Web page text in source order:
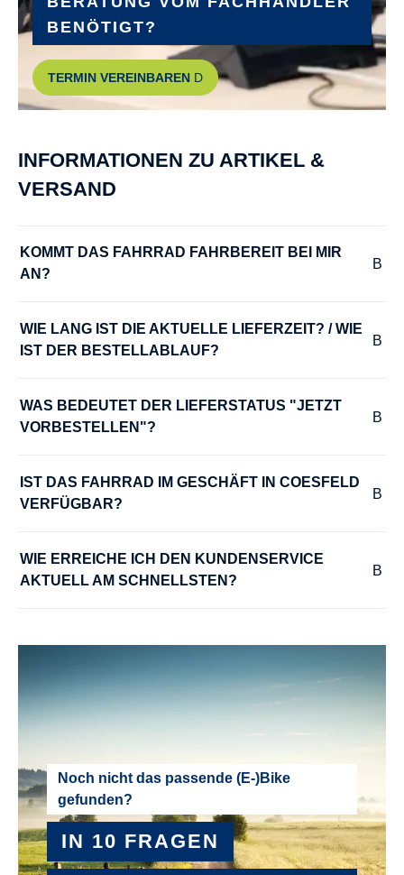
BENÖTIGT?
TERMIN VEREINBAREN
INFORMATIONEN ZU ARTIKEL &
VERSAND
KOMMT DAS FAHRRAD FAHRBEREIT BEI MIR
AN?
WIE LANG IST DIE AKTUELLE LIEFERZEIT? / WIE
IST DER BESTELLABLAUF?
WAS BEDEUTET DER LIEFERSTATUS "JETZT
VORBESTELLEN"?
IST DAS FAHRRAD IM GESCHÄFT IN COESFELD
VERFÜGBAR?
WIE ERREICHE ICH DEN KUNDENSERVICE
AKTUELL AM SCHNELLSTEN?
Noch nicht das passende (E-)Bike
gefunden?
IN 10 FRAGEN